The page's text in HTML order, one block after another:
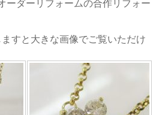
ーダーリフォームの合作リフォー
すと大きな画像でご覧いただけ